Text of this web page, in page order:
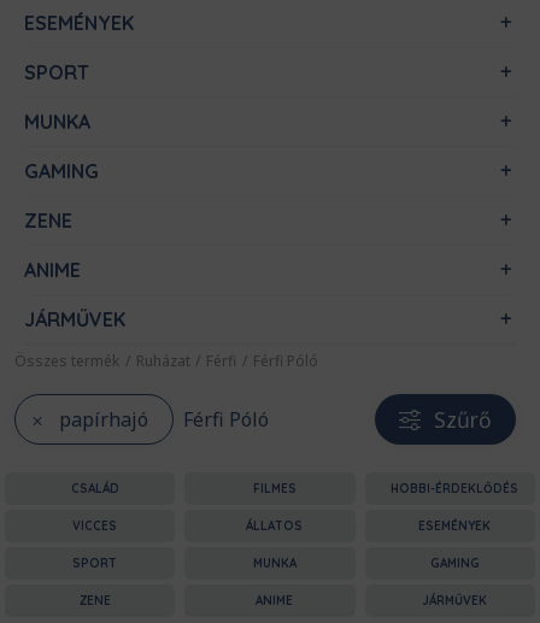
ESEMÉNYEK
SPORT
MUNKA
GAMING
ZENE
ANIME
JÁRMŰVEK
Összes termék / Ruházat / Férfi / Férfi Póló
papírhajó Férfi Póló Szűrő
CSALÁD FILMES HOBBI-ÉRDEKLŐDÉS
VICCES ÁLLATOS ESEMÉNYEK
SPORT MUNKA GAMING
ZENE ANIME JÁRMŰVEK